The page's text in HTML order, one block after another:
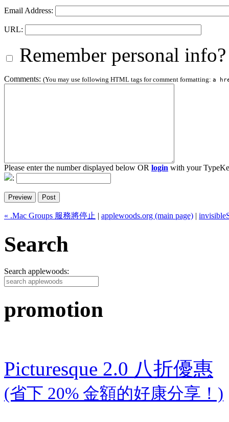
Email Address:
URL:
Remember personal info?
Comments: (You may use following HTML tags for comment formatting: a
Please enter the number displayed below OR login with your
:
« .Mac Groups 服務將停止 applewoods.org (main page)
Search
Search applewoods:
promotion
Picturesque 2.0 八折優惠
(省下 20% 金額的好康分享！)